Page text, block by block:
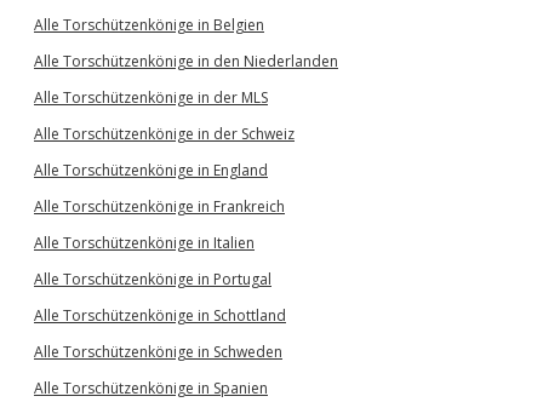
Alle Torschützenkönige in Belgien
Alle Torschützenkönige in den Niederlanden
Alle Torschützenkönige in der MLS
Alle Torschützenkönige in der Schweiz
Alle Torschützenkönige in England
Alle Torschützenkönige in Frankreich
Alle Torschützenkönige in Italien
Alle Torschützenkönige in Portugal
Alle Torschützenkönige in Schottland
Alle Torschützenkönige in Schweden
Alle Torschützenkönige in Spanien